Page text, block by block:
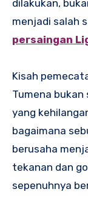
dilakukan,
menjadi salah
persaingan
Kisah
Tumena
yang
bagaimana
berusaha
tekanan dan
sepenuhnya